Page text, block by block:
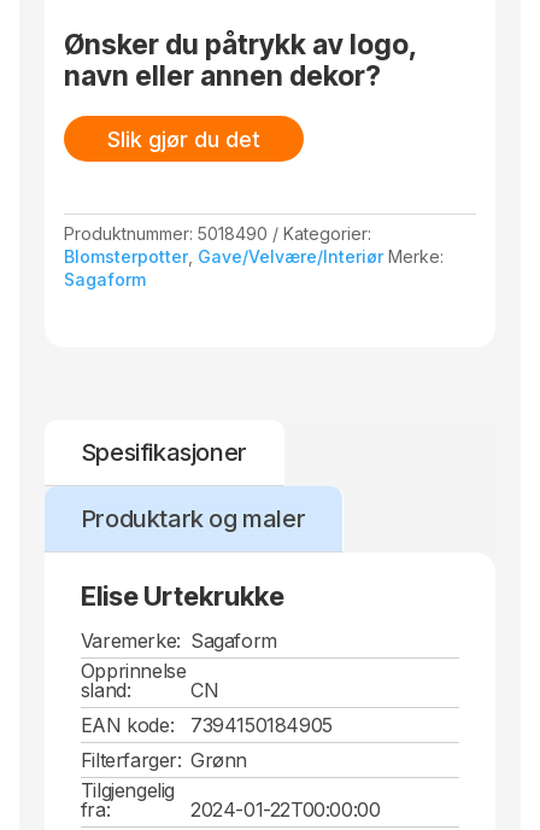
Ønsker du påtrykk av logo,
navn eller annen dekor?
Slik gjør du det
Produktnummer:5018490
Kategorier:
Blomsterpotter, Gave/Velvære/Interiør Merke:
Sagaform
Spesifikasjoner
Produktark og maler
Elise Urtekrukke
Varemerke: Sagaform
Opprinnelse
sland:
CN
EAN kode:
7394150184905
Filterfarger: Grønn
Tilgjengelig
fra:
2024-01-22T00:00:00